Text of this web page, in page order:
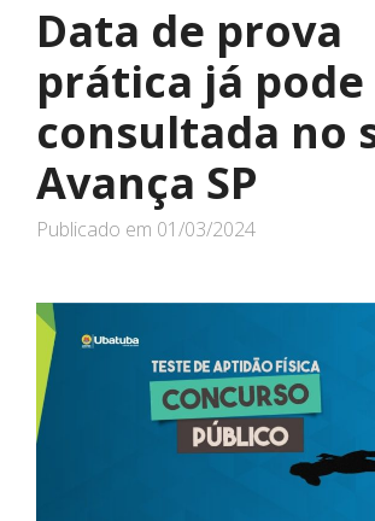
Data de prova
prática já pode
consultada no
Avança SP
Publicado em 01/03/2024